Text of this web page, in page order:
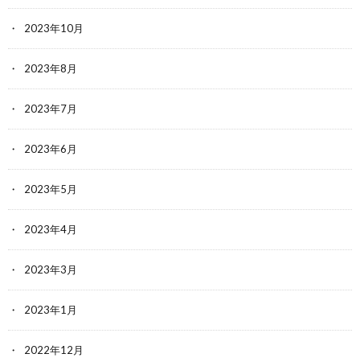
2023年10月
2023年8月
2023年7月
2023年6月
2023年5月
2023年4月
2023年3月
2023年1月
2022年12月